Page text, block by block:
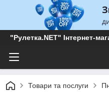
"Рулетка.NET" Інтернет-
Товари та послуги